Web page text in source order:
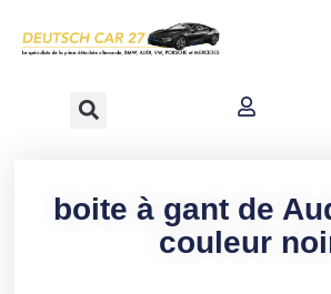
principal
boite à gant de
couleur